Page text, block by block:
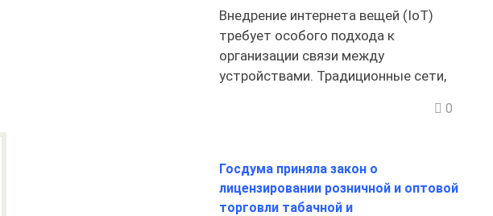
Внедрение интернета вещей (IoT)
требует особого подхода к
организации связи между
устройствами. Традиционные сети,
0
Госдума приняла закон о
лицензировании розничной и оптовой
торговли табачной и